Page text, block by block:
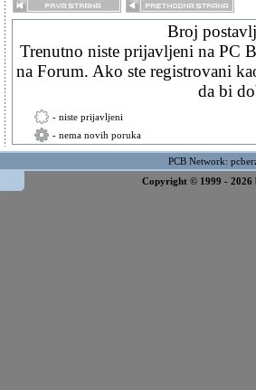
Broj
Trenutno niste prijavljeni na PC
na Forum. Ako ste registrovani
da bi
- niste prijavljeni
- nema novih poruka
PCB Network:
Copyright © 1999 -